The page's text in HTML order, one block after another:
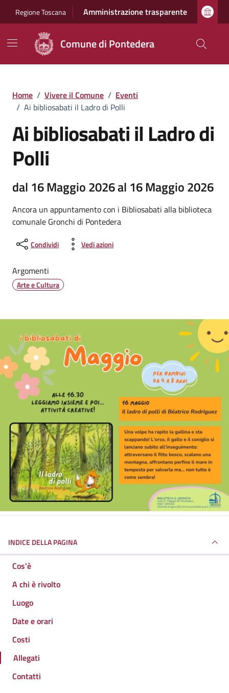
Regione Toscana Amministrazione trasparente
Comune di Pontedera
Home / Vivere il Comune / Eventi
/ Ai bibliosabati il Ladro di Polli
Ai bibliosabati il Ladro di
Polli
dal 16 Maggio 2026 al 16 Maggio 2026
Ancora un appuntamento con i Bibliosabati alla biblioteca
comunale Gronchi di Pontedera
Condividi Vedi azioni
Argomenti
Arte e Cultura
INDICE DELLA PAGINA
Cos'è
A chi è rivolto
Luogo
Date e orari
Costi
Allegati
Contatti